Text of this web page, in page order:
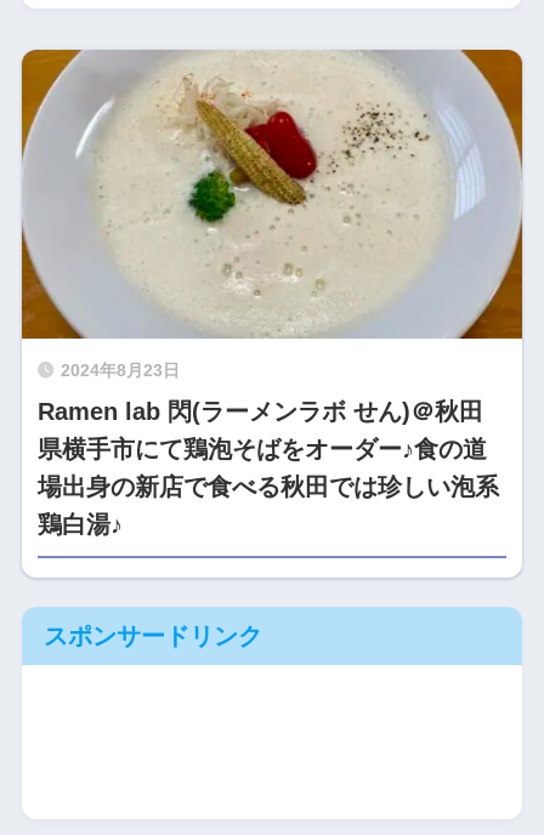
2024年8月23日
Ramen lab 閃(ラーメンラボ せん)＠秋田
県横手市にて鶏泡そばをオーダー♪食の道
場出身の新店で食べる秋田では珍しい泡系
鶏白湯♪
スポンサードリンク